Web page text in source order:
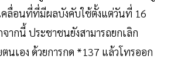
คลื่อนที่ที่มีผลบังคับใช้ตั้งแต่วันที่ 16
ากนี้ ประชาชนยังสามารถยกเลิก
นเอง ด้วยการกด *137 แล้วโทรออก